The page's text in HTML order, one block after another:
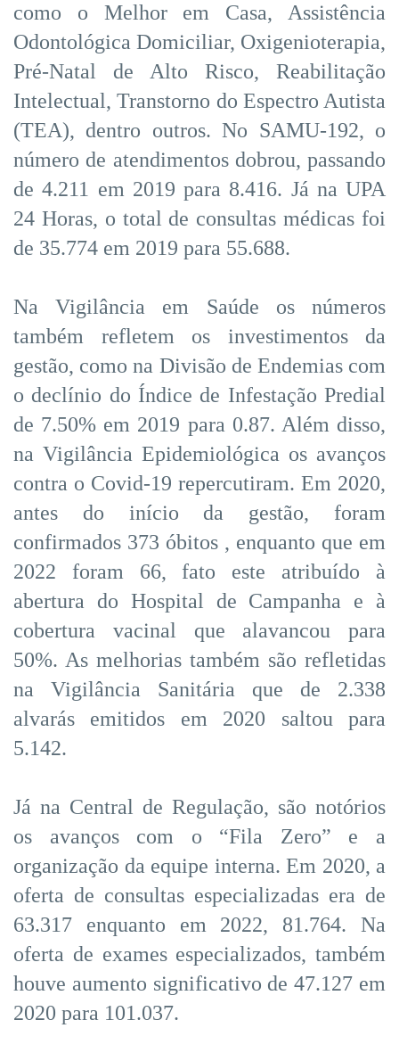
como o Melhor em Casa, Assistência
Odontológica Domiciliar, Oxigenioterapia,
Pré-Natal de Alto Risco, Reabilitação
Intelectual, Transtorno do Espectro Autista
(TEA), dentro outros. No SAMU-192, o
número de atendimentos dobrou, passando
de 4.211 em 2019 para 8.416. Já na UPA
24 Horas, o total de consultas médicas foi
de 35.774 em 2019 para 55.688.
Na Vigilância em Saúde os números
também refletem os investimentos da
gestão, como na Divisão de Endemias com
o declínio do Índice de Infestação Predial
de 7.50% em 2019 para 0.87. Além disso,
na Vigilância Epidemiológica os avanços
contra o Covid-19 repercutiram. Em 2020,
antes do início da gestão, foram
confirmados 373 óbitos , enquanto que em
2022 foram 66, fato este atribuído à
abertura do Hospital de Campanha e à
cobertura vacinal que alavancou para
50%. As melhorias também são refletidas
na Vigilância Sanitária que de 2.338
alvarás emitidos em 2020 saltou para
5.142.
Já na Central de Regulação, são notórios
os avanços com o “Fila Zero” e a
organização da equipe interna. Em 2020, a
oferta de consultas especializadas era de
63.317 enquanto em 2022, 81.764. Na
oferta de exames especializados, também
houve aumento significativo de 47.127 em
2020 para 101.037.